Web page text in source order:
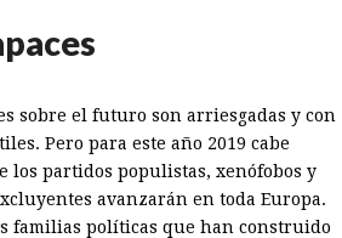
sobre el futuro son arriesgadas y con
Pero para este año 2019 cabe
los partidos populistas, xenófobos y
avanzarán en toda Europa.
familias políticas que han construido